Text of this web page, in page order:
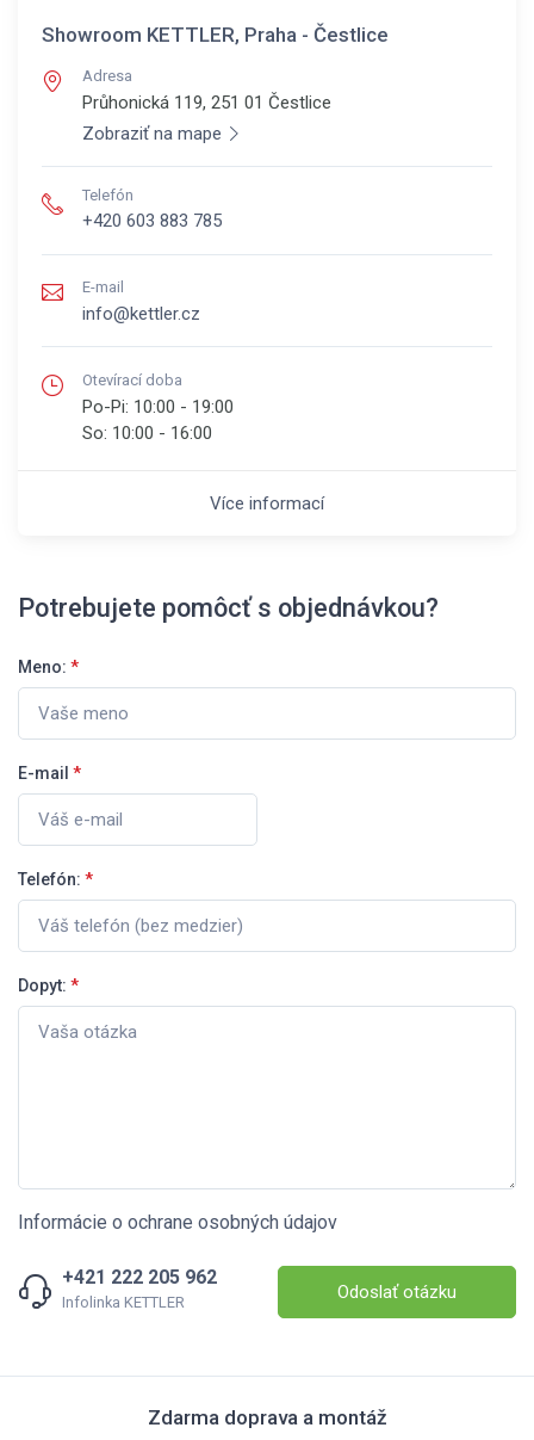
Showroom KETTLER, Praha - Čestlice
Adresa
Průhonická 119, 251 01 Čestlice
Zobraziť na mape
Telefón
+420 603 883 785
E-mail
info@kettler.cz
Otevírací doba
Po-Pi: 10:00 - 19:00
So: 10:00 - 16:00
Více informací
Potrebujete pomôcť s objednávkou?
Meno: *
E-mail *
Telefón: *
Dopyt: *
Informácie o ochrane osobných údajov
+421 222 205 962
Infolinka KETTLER Odoslať otázku
Zdarma doprava a montáž